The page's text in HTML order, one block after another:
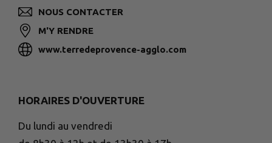
NOUS CONTACTER
M'Y RENDRE
www.terredeprovence-agglo.com
HORAIRES D'OUVERTURE
Du lundi au vendredi